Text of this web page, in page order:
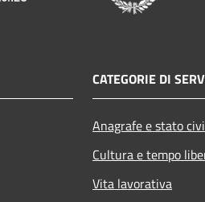
CATEGORIE DI
Anagrafe e stato
Cultura e tempo
Vita lavorativa